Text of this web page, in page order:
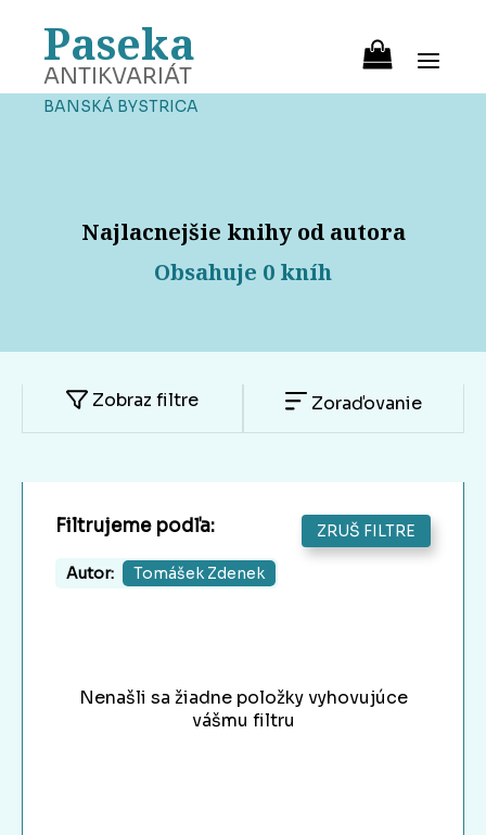
Paseka
ANTIKVARIÁT
BANSKÁ BYSTRICA
Najlacnejšie knihy od autora
Obsahuje 0 kníh
Zobraz filtre Zoraďovanie
Filtrujeme podľa: ZRUŠ FILTRE
Autor: Tomášek Zdenek
Nenašli sa žiadne položky vyhovujúce
vášmu filtru